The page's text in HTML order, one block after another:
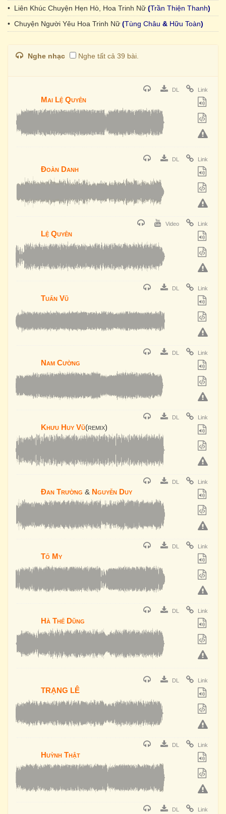
• Liên Khúc Chuyện Hẹn Hò, Hoa Trinh Nữ (Trần Thiện Thanh)
• Chuyện Người Yêu Hoa Trinh Nữ (Tùng Châu & Hữu Toàn)
Nghe nhạc Nghe tất cả 39 bài.
DL Link
Mai Lệ Quyên
DL Link
Đoàn Danh
Video Link
Lệ Quyên
DL Link
Tuấn Vũ
DL Link
Nam Cường
DL Link
Khưu Huy Vũ(remix)
DL Link
Đan Trường & Nguyễn Duy
DL Link
Tố My
DL Link
Hà Thế Dũng
DL Link
TRẠNG LÊ
DL Link
Huỳnh Thật
DL Link